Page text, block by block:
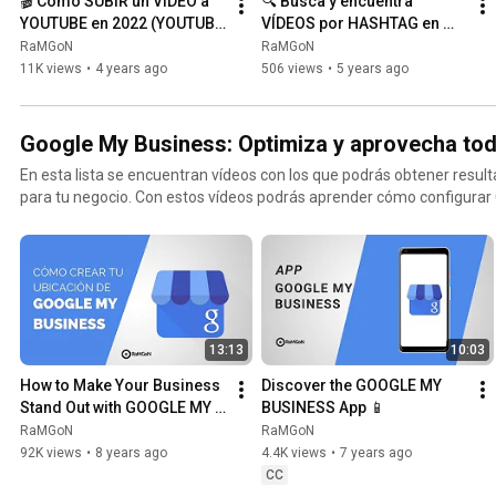
YOUTUBE en 2022 (YOUTUBE
TIPS)
RaMGoN
11K views • 4 years ago
VÍDEOS por HASHTAG en
YOUTUBE
RaMGoN
506 views • 5 years ago
Google My Business: Optimiza y aprovecha
En esta lista se encuentran vídeos con los que podrás obtener
para tu negocio. Con estos vídeos podrás aprender cómo configurar Google My Business en
incorpora, tales como aparecer en Google Maps, crear una página
también ayudarte a resolver muchas dudas al respecto de cómo
negocio.
13:13
How to Make Your Business
Stand Out with GOOGLE MY
BUSINESS 2020 [Guide]
RaMGoN
92K views • 8 years ago
10:03
Discover the GOOGLE MY
BUSINESS App 📱
RaMGoN
4.4K views • 7 years ago
CC